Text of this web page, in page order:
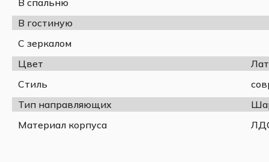
Монтаж
Вместительное хранение– штанга для плечиков
положении, а выдвижные ящики – для белья,
Качественные материалы
– корпус из
Плавное выдвижение ящиков
– шариковые
В гостиную
С зеркалом
Цвет
Стиль
Тип направляющих
Материал корпуса